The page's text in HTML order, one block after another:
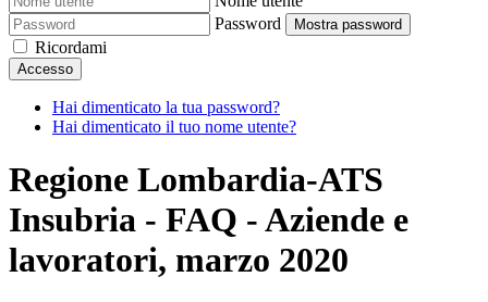
Password
Mostra password
Ricordami
Accesso
Hai dimenticato la tua password?
Hai dimenticato il tuo nome utente?
Regione Lombardia-ATS
Insubria - FAQ - Aziende e
lavoratori, marzo 2020